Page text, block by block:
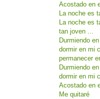
Acostado en
La noche es
La noche es
tan joven ...
Durmiendo
dormir en mi
permanecer
Durmiendo
dormir en mi
Acostado en
Me quitaré